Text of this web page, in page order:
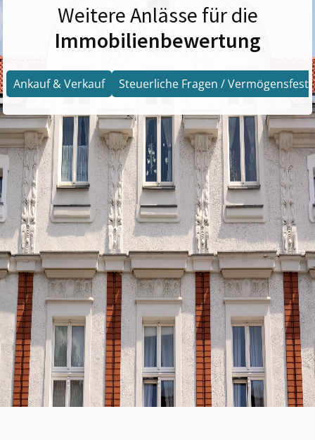
Weitere Anlässe für die
Immobilienbewertung
Ankauf & Verkauf Steuerliche Fragen /